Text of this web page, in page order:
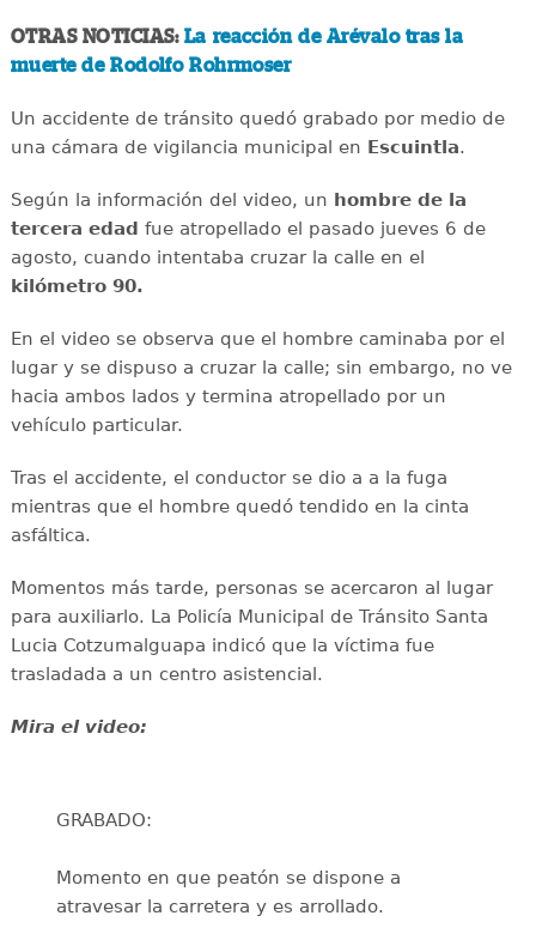
OTRAS NOTICIAS: La reacción de Arévalo tras la
muerte de Rodolfo Rohrmoser
Un accidente de tránsito quedó grabado por medio de
una cámara de vigilancia municipal en Escuintla.
Según la información del video, un hombre de la
tercera edad fue atropellado el pasado jueves 6 de
agosto, cuando intentaba cruzar la calle en el
kilómetro 90.
En el video se observa que el hombre caminaba por el
lugar y se dispuso a cruzar la calle; sin embargo, no ve
hacia ambos lados y termina atropellado por un
vehículo particular.
Tras el accidente, el conductor se dio a a la fuga
mientras que el hombre quedó tendido en la cinta
asfáltica.
Momentos más tarde, personas se acercaron al lugar
para auxiliarlo. La Policía Municipal de Tránsito Santa
Lucia Cotzumalguapa indicó que la víctima fue
trasladada a un centro asistencial.
Mira el video:
GRABADO:
Momento en que peatón se dispone a
atravesar la carretera y es arrollado.